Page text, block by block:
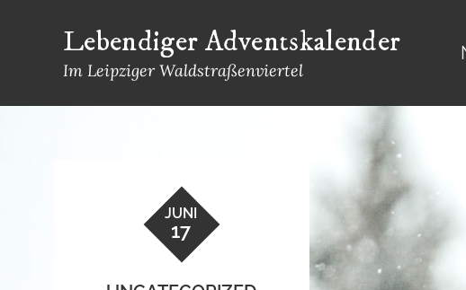
Lebendiger Adventskalender
Im Leipziger Waldstraßenviertel
JUNI
17